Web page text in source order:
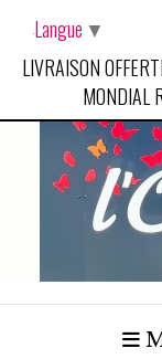
LIVRAISON
MONDIAL
Langue ▼